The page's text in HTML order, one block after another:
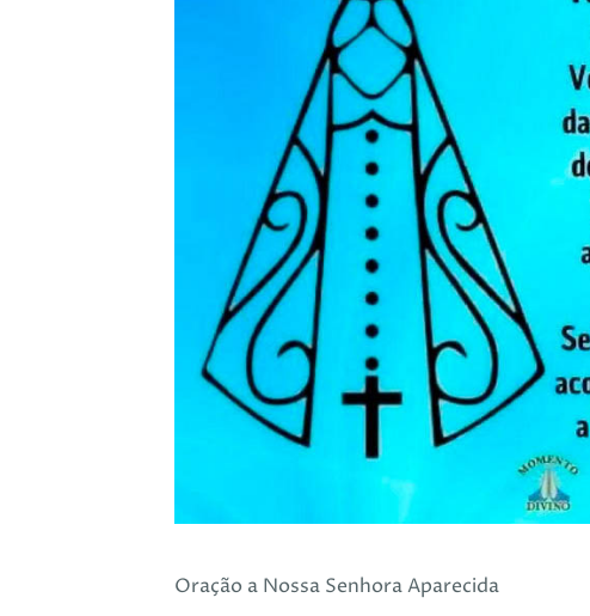
Oração a Nossa Senhora Aparecida